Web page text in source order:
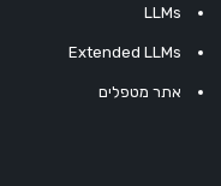
LLMs
Extended LLMs
אתר מטפלים